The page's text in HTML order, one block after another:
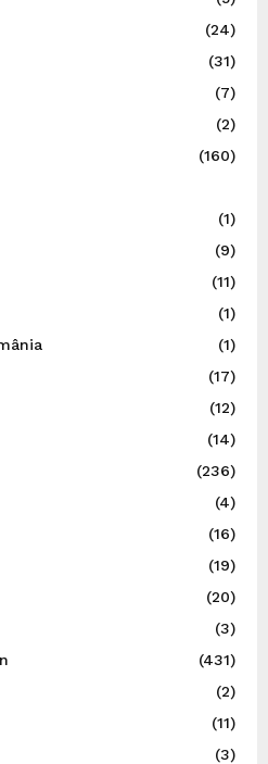
(24)
(31)
(7)
(2)
(160)
(1)
(9)
(11)
(1)
(1)
(17)
(12)
(14)
(236)
(4)
(16)
(19)
(20)
(3)
(431)
(2)
(11)
(3)